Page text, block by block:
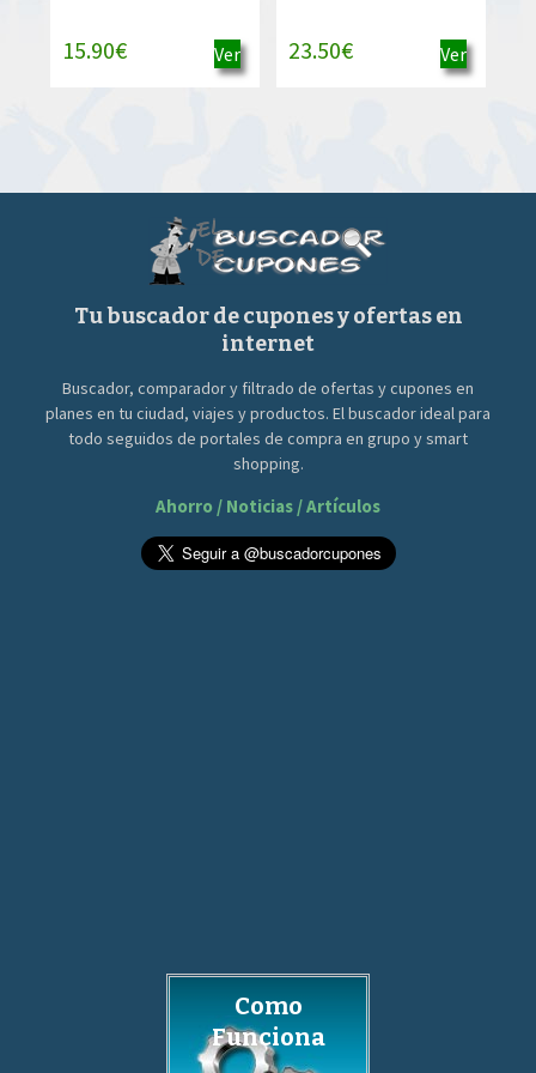
15.90€ Ver 23.50€ Ver
Tu buscador de cupones y ofertas en
internet
Buscador, comparador y filtrado de ofertas y cupones en
planes en tu ciudad, viajes y productos. El buscador ideal para
todo seguidos de portales de compra en grupo y smart
shopping.
Ahorro / Noticias / Artículos
Como
Funciona